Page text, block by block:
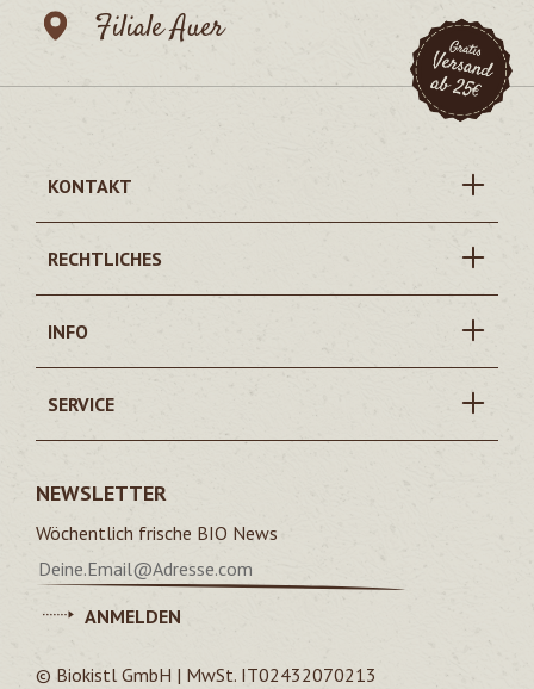
Filiale Auer
KONTAKT
RECHTLICHES
INFO
SERVICE
NEWSLETTER
Wöchentlich frische BIO News
ANMELDEN
© Biokistl GmbH | MwSt. IT02432070213